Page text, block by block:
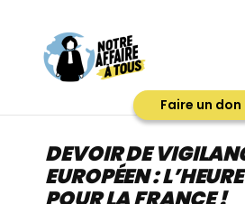
contenu
Faire un don
DEVOIR DE
EUROPÉEN :